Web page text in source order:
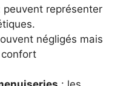
peuvent représenter
négligés mais